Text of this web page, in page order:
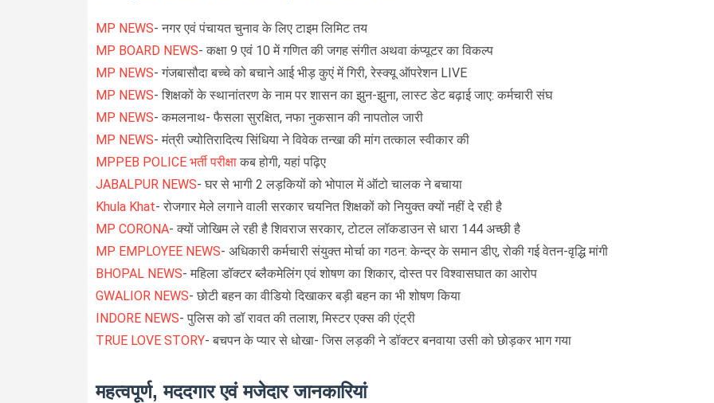
MP NEWS- नगर एवं पंचायत चुनाव के लिए टाइम लिमिट तय
MP BOARD NEWS- कक्षा 9 एवं 10 में गणित की जगह संगीत अथवा कंप्यूटर का विकल्प
MP NEWS- गंजबासौदा बच्चे को बचाने आई भीड़ कुएं में गिरी, रेस्क्यू ऑपरेशन LIVE
MP NEWS- शिक्षकों के स्थानांतरण के नाम पर शासन का झुन-झुना, लास्ट डेट बढ़ाई जाए: कर्मचारी संघ
MP NEWS- कमलनाथ- फैसला सुरक्षित, नफा नुकसान की नापतोल जारी
MP NEWS- मंत्री ज्योतिरादित्य सिंधिया ने विवेक तन्खा की मांग तत्काल स्वीकार की
MPPEB POLICE भर्ती परीक्षाकब होगी, यहां पढ़िए
JABALPUR NEWS- घर से भागी 2 लड़कियों को भोपाल में ऑटो चालक ने बचाया
Khula Khat- रोजगार मेले लगाने वाली सरकार चयनित शिक्षकों को नियुक्त क्यों नहीं दे रही है
MP CORONA- क्यों जोखिम ले रही है शिवराज सरकार, टोटल लॉकडाउन से धारा 144 अच्छी है
MP EMPLOYEE NEWS- अधिकारी कर्मचारी संयुक्त मोर्चा का गठन: केन्द्र के समान डीए, रोकी गई वेतन-वृद्धि मांगी
BHOPAL NEWS- महिला डॉक्टर ब्लैकमेलिंग एवं शोषण का शिकार, दोस्त पर विश्वासघात का आरोप
GWALIOR NEWS- छोटी बहन का वीडियो दिखाकर बड़ी बहन का भी शोषण किया
INDORE NEWS- पुलिस को डॉ रावत की तलाश, मिस्टर एक्स की एंट्री
TRUE LOVE STORY- बचपन के प्यार से धोखा- जिस लड़की ने डॉक्टर बनवाया उसी को छोड़कर भाग गया
महत्वपूर्ण, मददगार एवं मजेदार जानकारियां